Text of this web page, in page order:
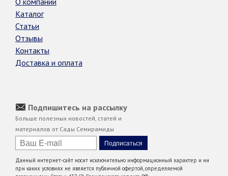
Каталог
Статьи
Отзывы
Контакты
Доставка и оплата
Подпишитесь на рассылку
Больше полезных новостей, статей и
материалов от Сады Семирамиды
Данный интернет-сайт носит исключительно информационный характер и ни
при каких условиях не является публичной офертой, определяемой